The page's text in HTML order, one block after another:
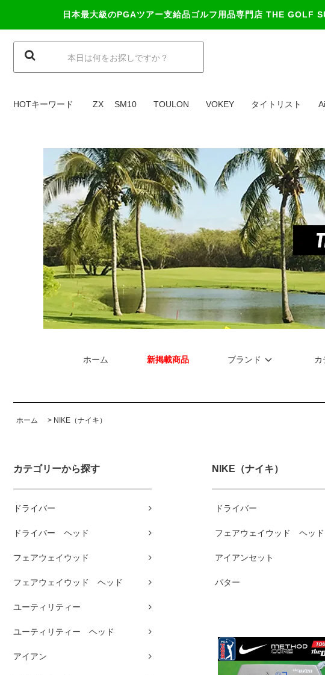
日本最大級のPGAツアー支給品ゴルフ用品専門店 THE GOLF
HOTキーワード ZX SM10 TOULON VOKEY タイトリスト
ホーム 新掲載商品 ブランド カ
ホーム > NIKE（ナイキ）
カテゴリーから探す
ドライバー
ドライバー ヘッド
フェアウェイウッド
フェアウェイウッド ヘッド
ユーティリティー
ユーティリティー ヘッド
アイアン
NIKE（ナイキ）
ドライバー
フェアウェイウッド ヘッド
アイアンセット
パター